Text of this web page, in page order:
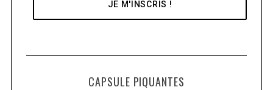
CAPSULE PIQUANTES